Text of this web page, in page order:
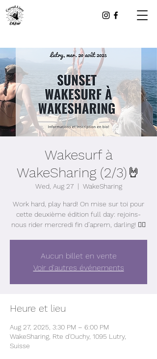
Wakesurf à
WakeSharing (2/3)🤘
Wed, Aug 27
  |
WakeSharing
Work hard, play hard! On mise sur toi pour
cette deuxième édition full day: rejoins-
nous rider mercredi fin d’aprem, darling! ❤️‍🔥
Aucun billet en vente
Voir d'autres événements
Heure et lieu
Aug 27, 2025, 3:30 PM – 6:00 PM
WakeSharing, Rte d'Ouchy, 1095 Lutry,
Suisse